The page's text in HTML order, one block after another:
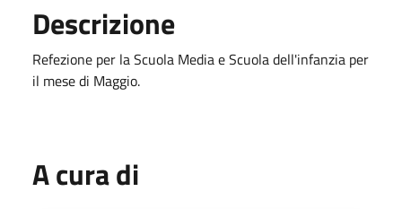
Descrizione
Refezione per la Scuola Media e Scuola dell'infanzia per
il mese di Maggio.
A cura di